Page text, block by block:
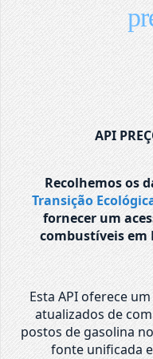
API
Recolhemos os
Transição
fornecer um
combustíveis em
Esta API oferece
atualizados de
postos de gasolina
fonte unificada